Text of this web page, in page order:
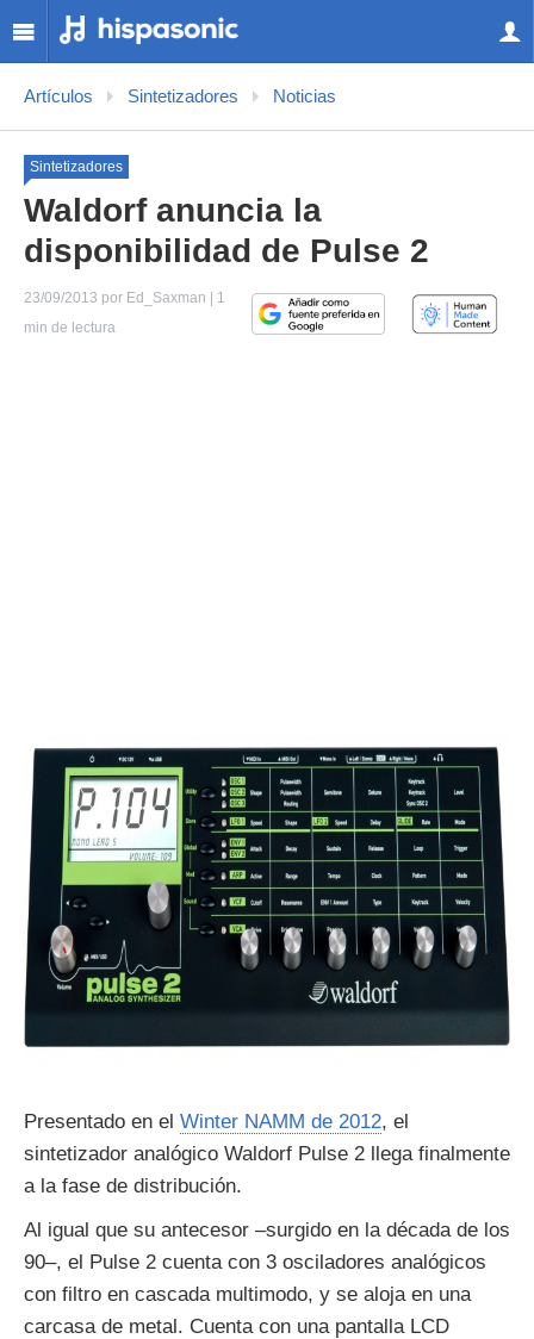
Artículos Sintetizadores Noticias
Sintetizadores
Waldorf anuncia la
disponibilidad de Pulse 2
23/09/2013 por Ed_Saxman | 1
min de lectura
Presentado en el Winter NAMM de 2012, el
sintetizador analógico Waldorf Pulse 2 llega finalmente
a la fase de distribución.
Al igual que su antecesor –surgido en la década de los
90–, el Pulse 2 cuenta con 3 osciladores analógicos
con filtro en cascada multimodo, y se aloja en una
carcasa de metal. Cuenta con una pantalla LCD